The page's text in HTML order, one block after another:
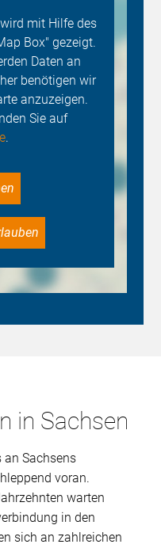
wird mit Hilfe des
Box" gezeigt.
Daten an
benötigen wir
anzuzeigen.
Sie auf
.
in Sachsen
an Sachsens
voran.
warten
in den
sich an zahlreichen